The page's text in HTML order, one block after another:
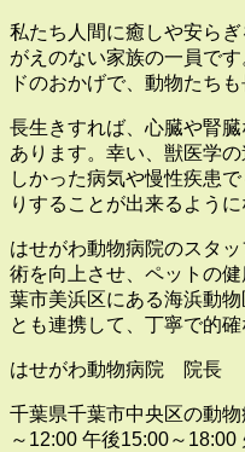
私たち人間に癒しや安ら
がえのない家族の一員で
ドのおかげで、動物たち
長生きすれば、心臓や腎
あります。幸い、獣医学
しかった病気や慢性疾患
りすることが出来るように
はせがわ動物病院のスタ
術を向上させ、ペットの
葉市美浜区にある海浜動
とも連携して、丁寧で的
はせがわ動物病院 院長
千葉県千葉市中央区の動物
～12:00 午後15:00～18:00